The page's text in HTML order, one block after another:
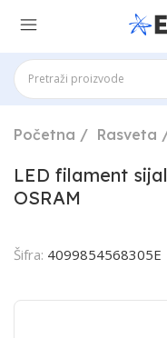
Početna Rasveta
LED filament
OSRAM
Šifra: 4099854568305E